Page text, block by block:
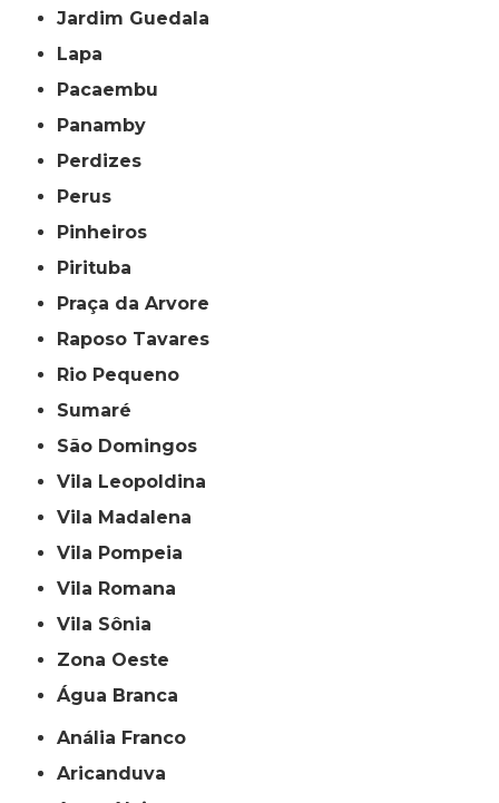
Jardim Guedala
Lapa
Pacaembu
Panamby
Perdizes
Perus
Pinheiros
Pirituba
Praça da Arvore
Raposo Tavares
Rio Pequeno
Sumaré
São Domingos
Vila Leopoldina
Vila Madalena
Vila Pompeia
Vila Romana
Vila Sônia
Zona Oeste
Água Branca
Anália Franco
Aricanduva